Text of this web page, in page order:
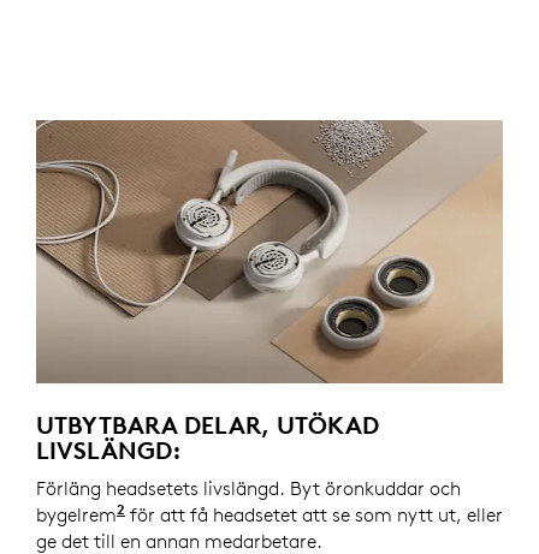
UTBYTBARA DELAR, UTÖKAD
LIVSLÄNGD:
Förläng headsetets livslängd. Byt öronkuddar och
bygelrem2 Reservdelar kanske inte finns överallt.
för att få headsetet att se som nytt ut, eller
ge det till en annan medarbetare.